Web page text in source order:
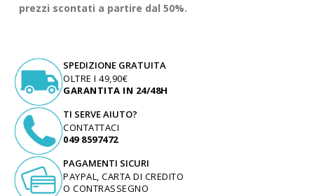
prezzi scontati a partire dal 50%.
SPEDIZIONE GRATUITA
OLTRE I 49,90€
GARANTITA IN 24/48H
TI SERVE AIUTO?
CONTATTACI
049 8597472
PAGAMENTI SICURI
PAYPAL, CARTA DI CREDITO
O CONTRASSEGNO